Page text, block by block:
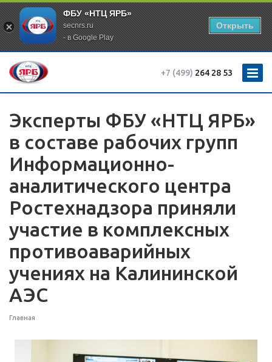
ФБУ «НТЦ ЯРБ»
secnrs.ru
- в Google Play
Открыть
+7 (499) 264 28 53
Эксперты ФБУ «НТЦ ЯРБ»
в составе рабочих групп
Информационно-
аналитического центра
Ростехнадзора приняли
участие в комплексных
противоаварийных
учениях на Калининской
АЭС
Главная